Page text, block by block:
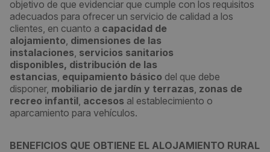
objetivo de que evidenciar que cumple con los requisitos
adecuados para ofrecer un servicio de calidad a los
clientes, en cuanto a capacidad de
alojamiento, dimensiones de las
instalaciones, servicios sanitarios
disponibles, distribución de las
estancias, equipamiento básico del que debe
disponer, mobiliario de jardín y terrazas, zonas de
recreo infantil, accesos al establecimiento o
aparcamiento para vehículos.
BENEFICIOS QUE OBTIENE EL ALOJAMIENTO RURAL